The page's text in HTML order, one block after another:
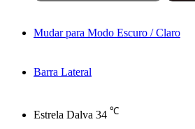
Mudar para Modo Escuro / Claro
Barra Lateral
Estrela Dalva 34 ℃